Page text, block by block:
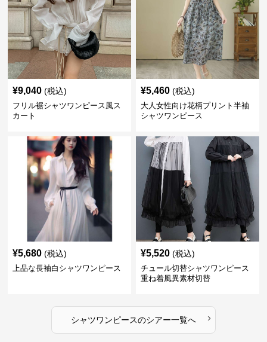
¥9,040 (税込)
フリル裾シャツワンピース風ス
カート
¥5,460 (税込)
大人女性向け花柄プリント半袖
シャツワンピース
¥5,680 (税込)
上品な長袖白シャツワンピース
¥5,520 (税込)
チュール切替シャツワンピース
重ね着風異素材切替
シャツワンピースのシアー一覧へ ›